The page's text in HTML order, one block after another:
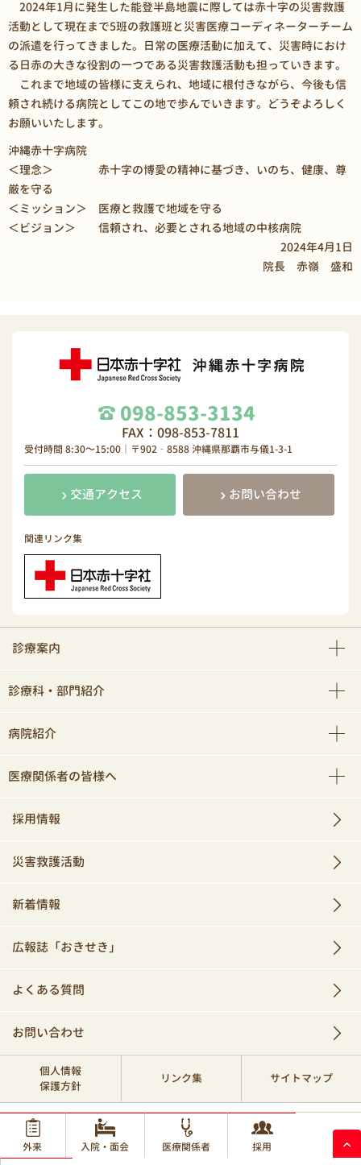
2024年1月に発生した能登半島地震に際しては赤十字の災害救護
活動として現在まで5班の救護班と災害医療コーディネーターチーム
の派遣を行ってきました。日常の医療活動に加えて、災害時におけ
る日赤の大きな役割の一つである災害救護活動も担っていきます。
これまで地域の皆様に支えられ、地域に根付きながら、今後も信
頼され続ける病院としてこの地で歩んでいきます。どうぞよろしく
お願いいたします。
沖縄赤十字病院
＜理念＞ 赤十字の博愛の精神に基づき、いのち、健康、尊
厳を守る
＜ミッション＞ 医療と救護で地域を守る
＜ビジョン＞ 信頼され、必要とされる地域の中核病院
2024年4月1日
院長 赤嶺 盛和
098-853-3134
FAX：098-853-7811
受付時間 8:30～15:00｜〒902‐8588 沖縄県那覇市与儀1-3-1
交通アクセス お問い合わせ
関連リンク集
診療案内
診療科・部門紹介
病院紹介
医療関係者の皆様へ
採用情報
災害救護活動
新着情報
広報誌「おきせき」
よくある質問
お問い合わせ
個人情報
保護方針
リンク集 サイトマップ
© 2017 Okinawa Red Cross Hospital.
外来
入院・面会 医療関係者 採用